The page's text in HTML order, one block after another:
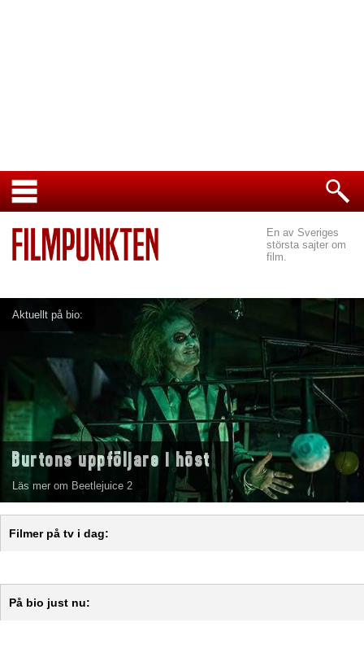
En av Sveriges
största sajter om
film.
Aktuellt på bio:
Burtons uppföljare i höst
Läs mer om Beetlejuice 2
Filmer på tv i dag:
På bio just nu: